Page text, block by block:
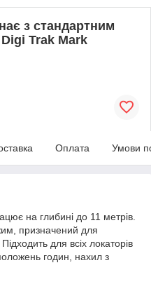
з стандартним
Digi Trak Mark
Оплата Умови
на глибині до 11 метрів.
призначений для
для всіх локаторів
годин, нахил з